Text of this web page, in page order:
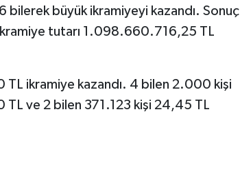
bilerek büyük ikramiyeyi kazandı. Sonuç
tutarı 1.098.660.716,25 TL
ikramiye kazandı. 4 bilen 2.000 kişi
ve 2 bilen 371.123 kişi 24,45 TL